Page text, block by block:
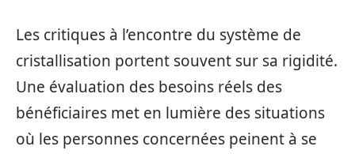
Les critiques à l’encontre du système de
cristallisation portent souvent sur sa rigidité.
Une évaluation des besoins réels des
bénéficiaires met en lumière des situations
où les personnes concernées peinent à se